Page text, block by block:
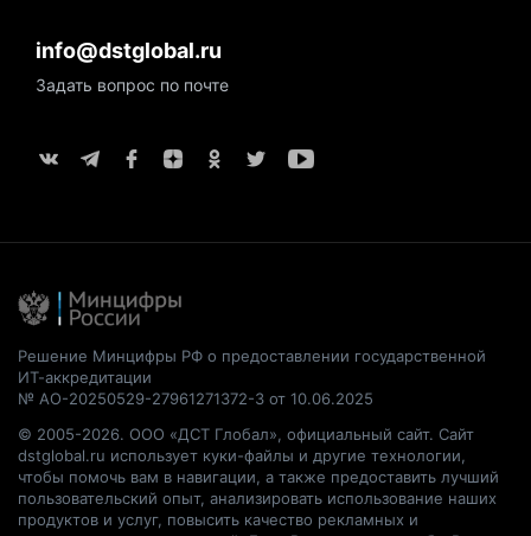
info@dstglobal.ru
Задать вопрос по почте
Решение Минцифры РФ о предоставлении государственной
ИТ-аккредитации
№ АО-20250529-27961271372-3 от 10.06.2025
© 2005-2026. ООО «ДСТ Глобал», официальный сайт. Сайт
dstglobal.ru использует куки-файлы и другие технологии,
чтобы помочь вам в навигации, а также предоставить лучший
пользовательский опыт, анализировать использование наших
продуктов и услуг, повысить качество рекламных и